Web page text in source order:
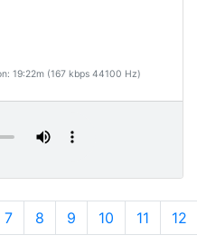
19:22m (167 kbps 44100 Hz)
7 8 9 10 11 12